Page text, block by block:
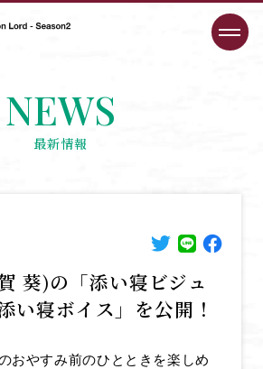
NEWS
最新情報
葵)の「添い寝ビジュ
い寝ボイス」を公開！
おやすみ前のひとときを楽しめ